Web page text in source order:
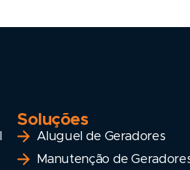
Soluções
Aluguel de Geradores
Manutenção de